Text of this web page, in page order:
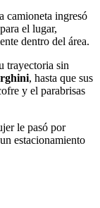
camioneta ingresó
el lugar,
dentro del área.
trayectoria sin
, hasta que sus
y el parabrisas
le pasó por
estacionamiento